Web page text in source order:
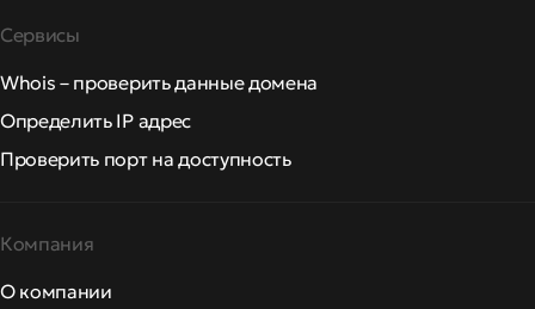
Сервисы
Whois – проверить данные домена
Определить IP адрес
Проверить порт на доступность
Компания
О компании